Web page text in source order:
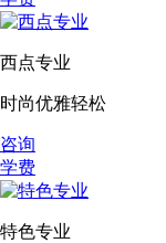
西点专业
时尚优雅轻松
咨询
学费
特色专业